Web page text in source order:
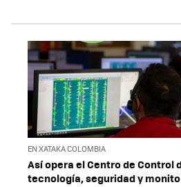
EN XATAKA COLOMBIA
Así opera el Centro de Control
tecnología, seguridad y